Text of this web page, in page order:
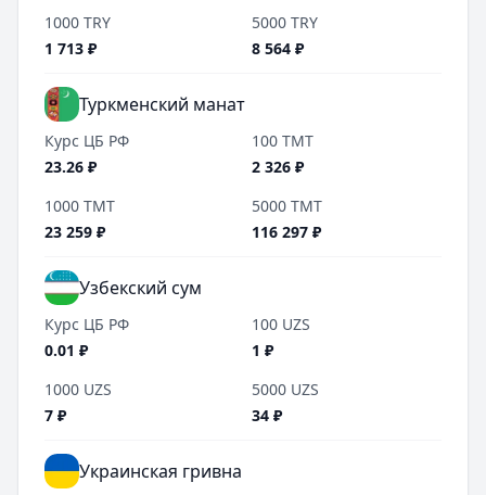
1000 TRY
1 713 ₽
5000 TRY
8 564 ₽
Туркменский манат
Курс ЦБ РФ
23.26 ₽
100 TMT
2 326 ₽
1000 TMT
23 259 ₽
5000 TMT
116 297 ₽
Узбекский сум
Курс ЦБ РФ
0.01 ₽
100 UZS
1 ₽
1000 UZS
7 ₽
5000 UZS
34 ₽
Украинская гривна